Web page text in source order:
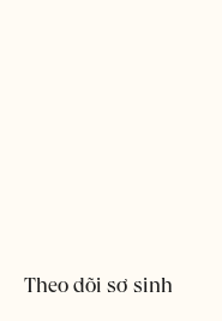
Theo dõi sơ sinh